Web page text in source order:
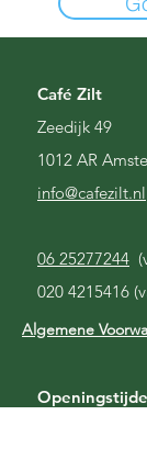
Café Zilt
Zeedijk 49
1012 AR
info@cafezilt.nl
06 25277244
020 4215416
Algemene